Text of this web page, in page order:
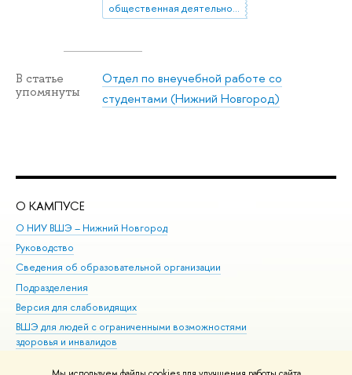
общественная деятельность
В статье
упомянуты
Отдел по внеучебной работе со
студентами (Нижний Новгород)
О КАМПУСЕ
О НИУ ВШЭ – Нижний Новгород
Руководство
Сведения об образовательной организации
Подразделения
Версия для слабовидящих
ВШЭ для людей с ограниченными возможностями
здоровья и инвалидов